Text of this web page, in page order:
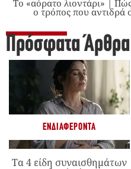
Το «αόρατο λιοντάρι» |
ο τρόπος που αντιδρά
Πρόσφατα Άρθρα
ΕΝΔΙΑΦΈΡΟΝΤΑ
Τα 4 είδη συναισθημάτων